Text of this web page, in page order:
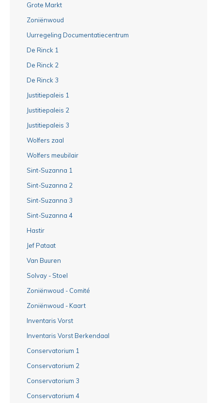
Grote Markt
Zoniënwoud
Uurregeling Documentatiecentrum
De Rinck 1
De Rinck 2
De Rinck 3
Justitiepaleis 1
Justitiepaleis 2
Justitiepaleis 3
Wolfers zaal
Wolfers meubilair
Sint-Suzanna 1
Sint-Suzanna 2
Sint-Suzanna 3
Sint-Suzanna 4
Hastir
Jef Pataat
Van Buuren
Solvay - Stoel
Zoniënwoud - Comité
Zoniënwoud - Kaart
Inventaris Vorst
Inventaris Vorst Berkendaal
Conservatorium 1
Conservatorium 2
Conservatorium 3
Conservatorium 4